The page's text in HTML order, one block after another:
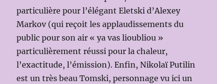
particulière pour l’élégant Eletski d’Alexey
Markov (qui reçoit les applaudissements du
public pour son air « ya vas lioubliou »
particulièrement réussi pour la chaleur,
l’exactitude, l’émission). Enfin, Nikolaï Putilin
est un très beau Tomski, personnage vu ici un